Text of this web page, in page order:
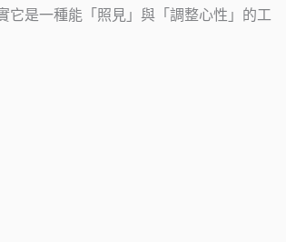
它是一種能「照見」與「調整心性」的工